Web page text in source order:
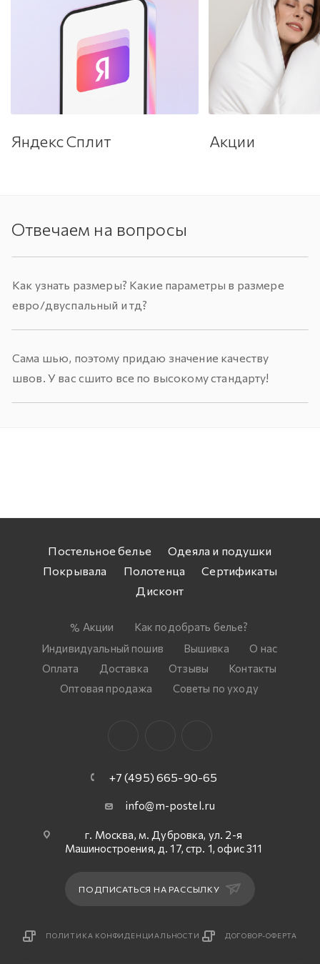
Яндекс Сплит Акции
Отвечаем на вопросы
Как узнать размеры? Какие параметры в размере
евро/двуспальный и тд?
Сама шью, поэтому придаю значение качеству
швов. У вас сшито все по высокому стандарту!
Постельное белье
Одеяла и подушки
Покрывала
Полотенца
Сертификаты
Дисконт
Акции
Как подобрать белье?
Индивидуальный пошив
Вышивка
О нас
Оплата
Доставка Отзывы
Контакты
Оптовая продажа
Советы по уходу
+7 (495) 665-90-65
info@m-postel.ru
г. Москва, м. Дубровка, ул. 2-я
Машиностроения, д. 17, стр. 1, офис 311
ПОДПИСАТЬСЯ НА РАССЫЛКУ
ПОЛИТИКА КОНФИДЕНЦИАЛЬНОСТИ ДОГОВОР-ОФЕРТА